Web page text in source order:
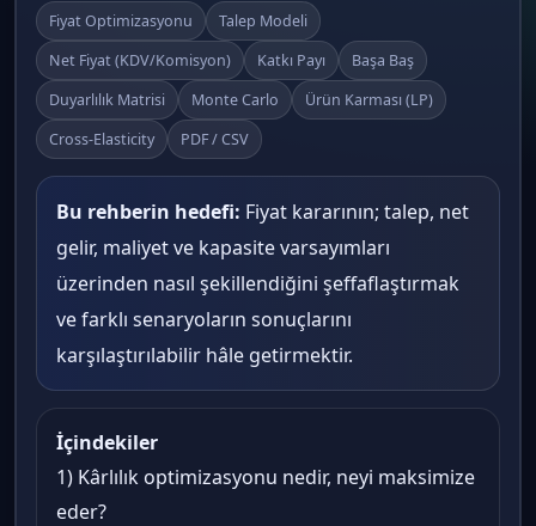
Fiyat Optimizasyonu
Talep Modeli
Net Fiyat (KDV/Komisyon)
Katkı Payı
Başa Baş
Duyarlılık Matrisi
Monte Carlo
Ürün Karması (LP)
Cross-Elasticity
PDF / CSV
Bu rehberin hedefi: Fiyat kararının; talep, net
gelir, maliyet ve kapasite varsayımları
üzerinden nasıl şekillendiğini şeffaflaştırmak
ve farklı senaryoların sonuçlarını
karşılaştırılabilir hâle getirmektir.
İçindekiler
1) Kârlılık optimizasyonu nedir, neyi maksimize
eder?